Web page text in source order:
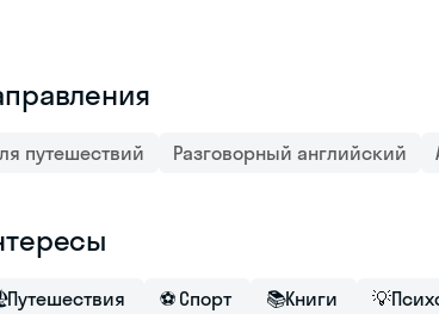
путешествий Разговорный английский
Путешествия ⚽ Спорт 📚Книги 💡